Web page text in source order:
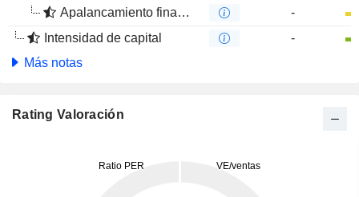
Apalancamiento financiero
-
Intensidad de capital
-
Más notas
Rating Valoración